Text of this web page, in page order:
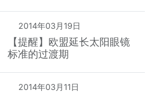
2014年03月19日
【提醒】欧盟延长太阳眼镜
标准的过渡期
2014年03月11日